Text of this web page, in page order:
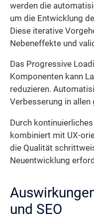
werden die
um die Entwicklung
Diese iterative
Nebeneffekte und
Das Progressive
Komponenten kann
reduzieren.
Verbesserung in allen
Durch
kombiniert mit UX-
die Qualität
Neuentwicklung
und SEO